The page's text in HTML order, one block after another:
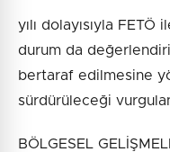
yılı dolayısıyla
durum da
bertaraf edilmesine
sürdürüleceği
BÖLGESEL